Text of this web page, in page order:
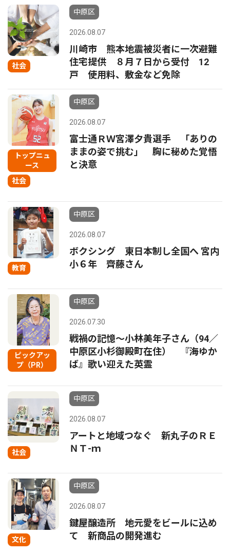
社会
中原区
2026.08.07
川崎市 熊本地震被災者に一次避難
住宅提供 ８月７日から受付 12
戸 使用料、敷金など免除
トップニュ
ース
社会
中原区
2026.08.07
富士通ＲＷ宮澤夕貴選手 「ありの
ままの姿で挑む」 胸に秘めた覚悟
と決意
教育
中原区
2026.08.07
ボクシング 東日本制し全国へ 宮内
小６年 齊藤さん
ピックアッ
プ（PR）
中原区
2026.07.30
戦禍の記憶〜小林美年子さん（94／
中原区小杉御殿町在住） 『海ゆか
ば』歌い迎えた英霊
社会
中原区
2026.08.07
アートと地域つなぐ 新丸子のＲＥ
ＮＴ-ｍ
文化
中原区
2026.08.07
鍵屋醸造所 地元愛をビールに込め
て 新商品の開発進む